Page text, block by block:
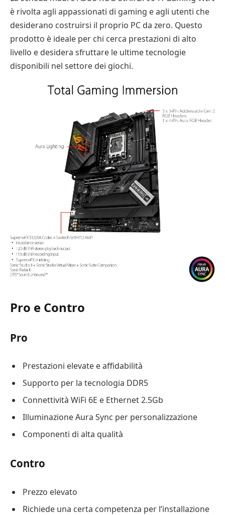
è rivolta agli appassionati di gaming e agli utenti che
desiderano costruirsi il proprio PC da zero. Questo
prodotto è ideale per chi cerca prestazioni di alto
livello e desidera sfruttare le ultime tecnologie
disponibili nel settore dei giochi.
Pro e Contro
Pro
Prestazioni elevate e affidabilità
Supporto per la tecnologia DDR5
Connettività WiFi 6E e Ethernet 2.5Gb
Illuminazione Aura Sync per personalizzazione
Componenti di alta qualità
Contro
Prezzo elevato
Richiede una certa competenza per l’installazione